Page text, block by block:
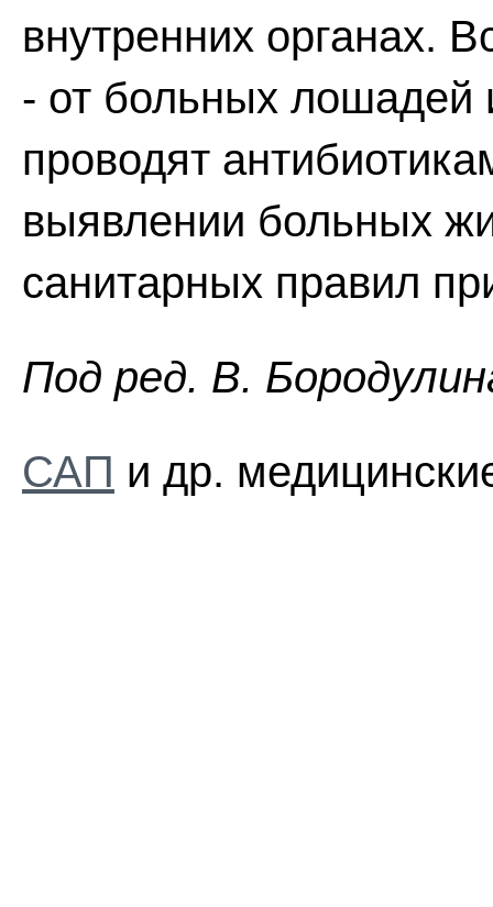
внутренних органах.
- от больных лошадей
проводят
выявлении больных
санитарных правил
Пoд peд. B.
САП и др.